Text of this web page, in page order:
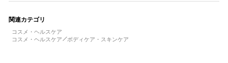
関連カテゴリ
コスメ・ヘルスケア
コスメ・ヘルスケア
ボディケア・スキンケア